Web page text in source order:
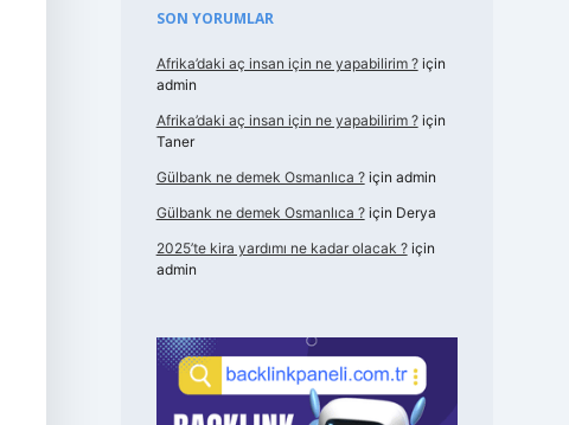
SON YORUMLAR
Afrika’daki aç insan için ne yapabilirim ?için
admin
Afrika’daki aç insan için ne yapabilirim ?için
Taner
Gülbank ne demek Osmanlıca ?için admin
Gülbank ne demek Osmanlıca ?için Derya
2025’te kira yardımı ne kadar olacak ?için
admin